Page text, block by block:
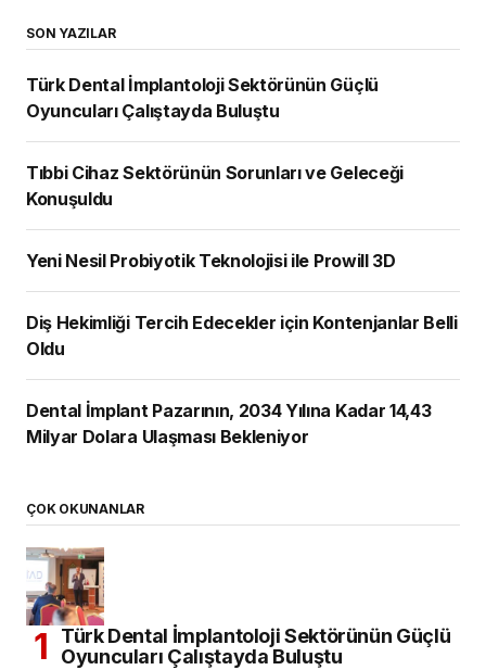
SON YAZILAR
Türk Dental İmplantoloji Sektörünün Güçlü
Oyuncuları Çalıştayda Buluştu
Tıbbi Cihaz Sektörünün Sorunları ve Geleceği
Konuşuldu
Yeni Nesil Probiyotik Teknolojisi ile Prowill 3D
Diş Hekimliği Tercih Edecekler için Kontenjanlar Belli
Oldu
Dental İmplant Pazarının, 2034 Yılına Kadar 14,43
Milyar Dolara Ulaşması Bekleniyor
ÇOK OKUNANLAR
Türk Dental İmplantoloji Sektörünün Güçlü
Oyuncuları Çalıştayda Buluştu